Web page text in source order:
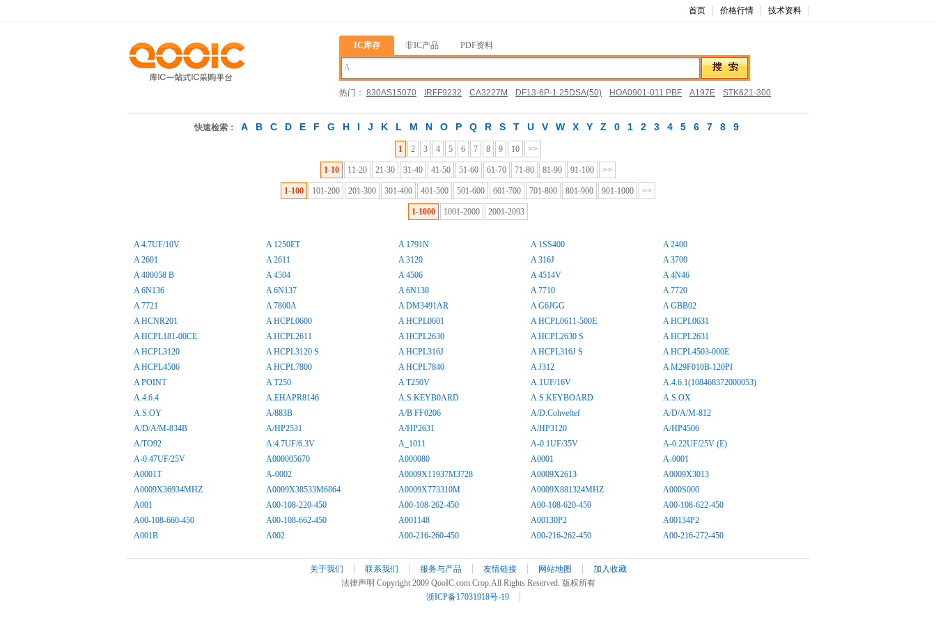
首页 价格行情 技术资料
IC库存 非IC产品 PDF资料
热门： 830AS15070 IRFF9232 CA3227M DF13-6P-1.25DSA(50) HOA0901-011 PBF A197E
STK621-300
快速检索： A B C D E F G H I J K L M N O P Q R S T U V W X Y Z 0 1 2 3 4 5 6 7 8 9
1 2 3 4 5 6 7 8 9 10 >>
1-10 11-20 21-30 31-40 41-50 51-60 61-70 71-80 81-90 91-100 >>
1-100 101-200 201-300 301-400 401-500 501-600 601-700 701-800 801-900 901-1000 >>
1-1000 1001-2000 2001-2093
A 4.7UF/10V A 1250ET A 1791N A 1SS400
A 2400
A 2601
A 2611 A 3120 A 316J
A 3700
A 400058 B
A 4504 A 4506 A 4514V
A 4N46
A 6N136
A 6N137 A 6N138 A 7710
A 7720
A 7721
A 7800A A DM3491AR A G6JGG
A GBB02
A HCNR201
A HCPL0600 A HCPL0601 A HCPL0611-500E
A HCPL0631
A HCPL181-00CE
A HCPL2611 A HCPL2630 A HCPL2630 S
A HCPL2631
A HCPL3120
A HCPL3120 S A HCPL316J A HCPL316J S
A HCPL4503-000E
A HCPL4506
A HCPL7800 A HCPL7840 A J312
A M29F010B-120PI
A POINT
A T250 A T250V A.1UF/16V
A.4.6.1(108468372000053)
A.4.6.4
A.EHAPR8146 A.S.KEYB0ARD A.S.KEYBOARD
A.S.OX
A.S.OY
A/883B A/B FF0206 A/D.Cohveftef
A/D/A/M-812
A/D/A/M-834B
A/HP2531 A/HP2631 A/HP3120
A/HP4506
A/TO92
A:4.7UF/6.3V A_1011 A-0.1UF/35V
A-0.22UF/25V (E)
A-0.47UF/25V
A000005670 A000080 A0001
A-0001
A0001T
A-0002 A0009X11937M3728 A0009X2613
A0009X3013
A0009X36934MHZ
A0009X38533M6864 A0009X773310M A0009X881324MHZ
A000S000
A001
A00-108-220-450 A00-108-262-450 A00-108-620-450
A00-108-622-450
A00-108-660-450
A00-108-662-450 A001148 A00130P2
A00134P2
A001B
A002 A00-216-260-450 A00-216-262-450 A00-216-272-450
关于我们 联系我们 服务与产品 友情链接 网站地图
加入收藏
法律声明 Copyright 2009 QooIC.com Crop.All Rights Reserved. 版权所有
浙ICP备17031918号-19